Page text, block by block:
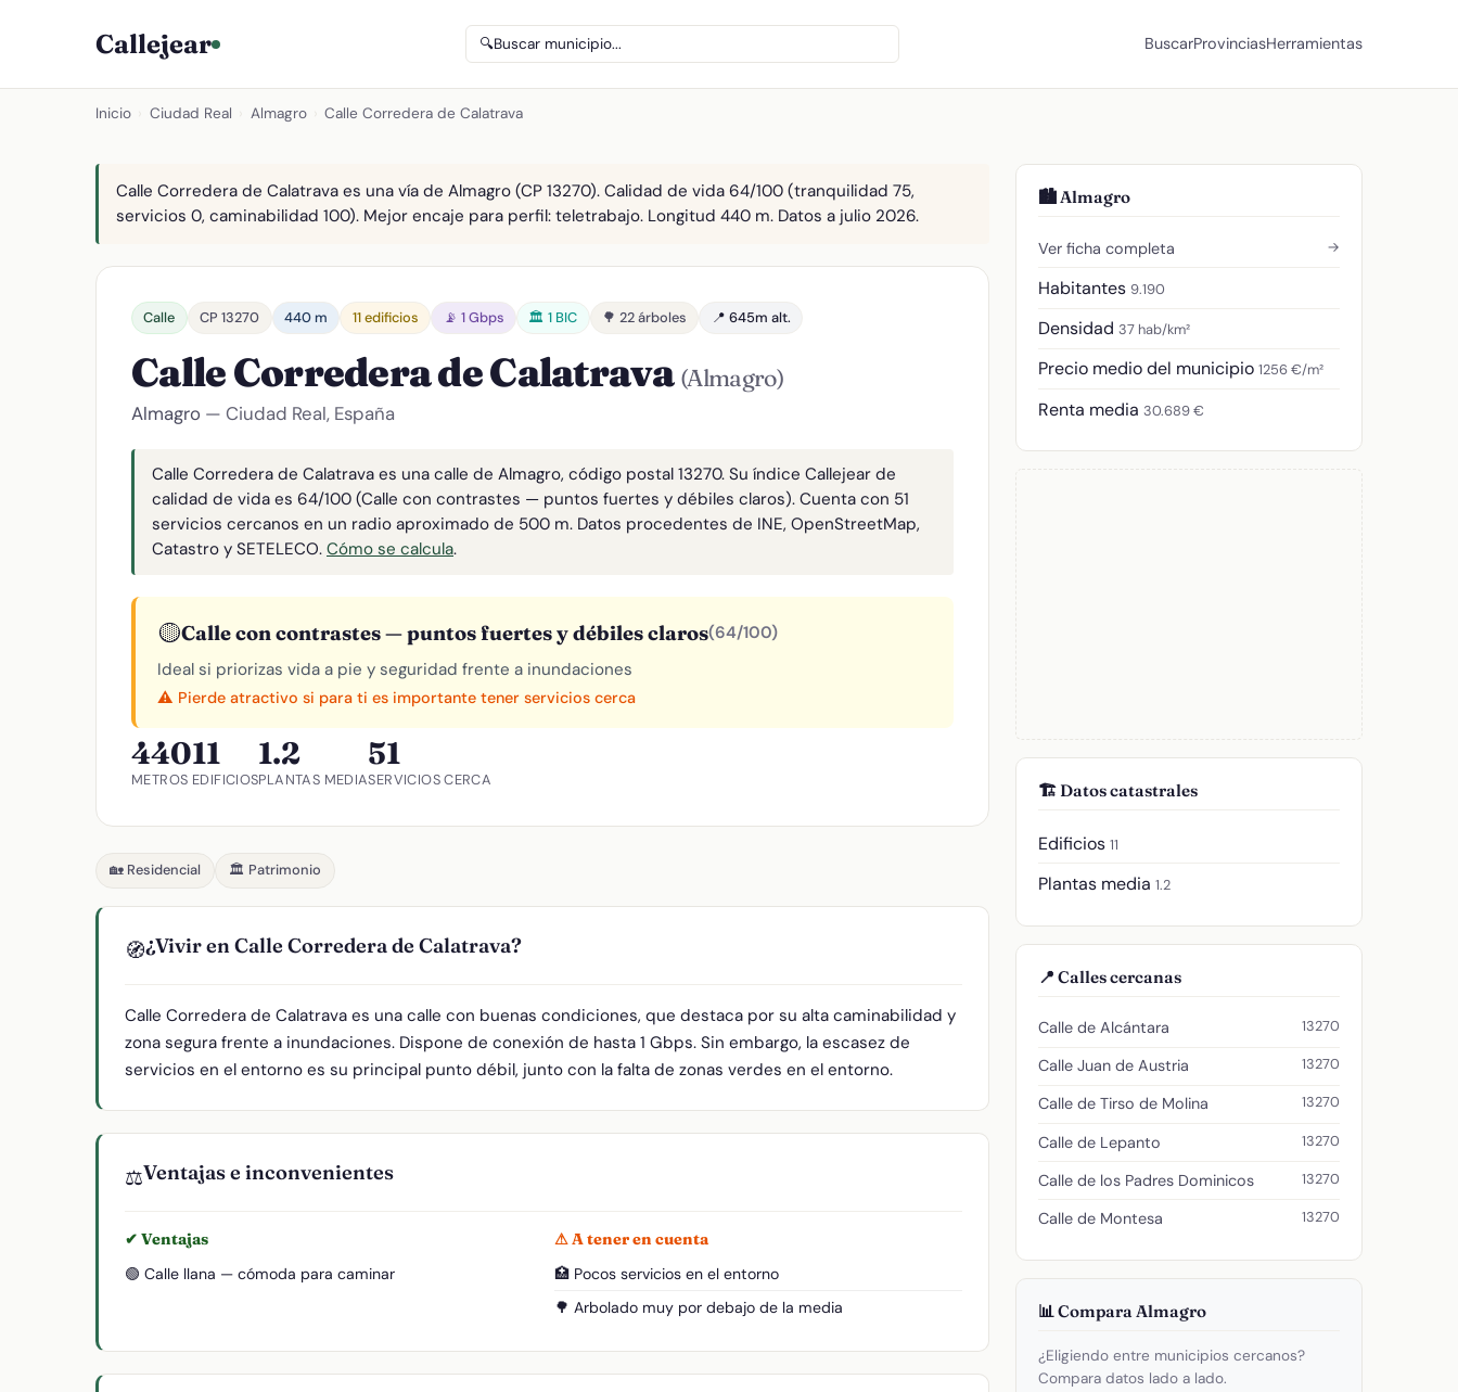
Callejear 🔍Buscar municipio... BuscarProvinciasHerramientas
Inicio Ciudad Real Almagro Calle Corredera de Calatrava
Calle Corredera de Calatrava es una vía de Almagro (CP 13270). Calidad de vida 64/100 (tranquilidad 75,
servicios 0, caminabilidad 100). Mejor encaje para perfil: teletrabajo. Longitud 440 m. Datos a julio 2026.
Calle CP 13270 440 m 11 edificios 📡 1 Gbps 🏛️ 1 BIC 🌳 22 árboles 📍 645m alt.
Calle Corredera de Calatrava (Almagro)
Almagro — Ciudad Real, España
Calle Corredera de Calatrava es una calle de Almagro, código postal 13270. Su índice Callejear de
calidad de vida es 64/100 (Calle con contrastes — puntos fuertes y débiles claros). Cuenta con 51
servicios cercanos en un radio aproximado de 500 m. Datos procedentes de INE, OpenStreetMap,
Catastro y SETELECO. Cómo se calcula.
🟡Calle con contrastes — puntos fuertes y débiles claros(64/100)
Ideal si priorizas vida a pie y seguridad frente a inundaciones
⚠️ Pierde atractivo si para ti es importante tener servicios cerca
440
METROS
11
EDIFICIOS
1.2
PLANTAS MEDIA
51
SERVICIOS CERCA
🏡 Residencial 🏛️ Patrimonio
🧭¿Vivir en Calle Corredera de Calatrava?
Calle Corredera de Calatrava es una calle con buenas condiciones, que destaca por su alta caminabilidad y
zona segura frente a inundaciones. Dispone de conexión de hasta 1 Gbps. Sin embargo, la escasez de
servicios en el entorno es su principal punto débil, junto con la falta de zonas verdes en el entorno.
⚖️Ventajas e inconvenientes
✔ Ventajas
🟢 Calle llana — cómoda para caminar
⚠ A tener en cuenta
🏥 Pocos servicios en el entorno
🌳 Arbolado muy por debajo de la media
🏙️ Almagro
Ver ficha completa →
Habitantes 9.190
Densidad 37 hab/km²
Precio medio del municipio 1256 €/m²
Renta media 30.689 €
🏗️ Datos catastrales
Edificios 11
Plantas media 1.2
📍 Calles cercanas
Calle de Alcántara 13270
Calle Juan de Austria 13270
Calle de Tirso de Molina 13270
Calle de Lepanto 13270
Calle de los Padres Dominicos 13270
Calle de Montesa 13270
📊 Compara Almagro
¿Eligiendo entre municipios cercanos?
Compara datos lado a lado.